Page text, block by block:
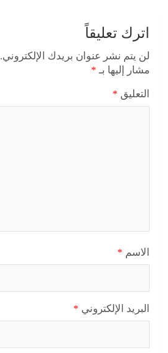
اترك تعليقاً
لن يتم نشر عنوان بريدك الإلكتروني.
مشار إليها بـ *
التعليق *
الاسم *
البريد الإلكتروني *